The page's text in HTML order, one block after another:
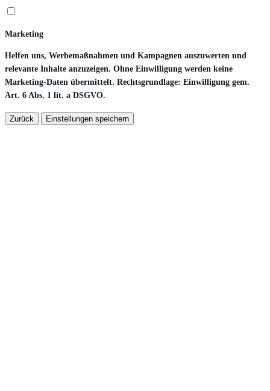
Marketing
Helfen uns, Werbemaßnahmen und Kampagnen auszuwerten und
relevante Inhalte anzuzeigen. Ohne Einwilligung werden keine
Marketing-Daten übermittelt. Rechtsgrundlage: Einwilligung gem.
Art. 6 Abs. 1 lit. a DSGVO.
Zurück Einstellungen speichern